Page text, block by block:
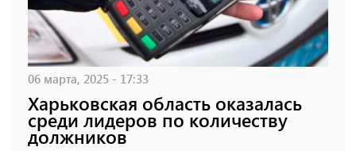
06 марта, 2025 - 17:33
Харьковская область оказалась
среди лидеров по количеству
должников